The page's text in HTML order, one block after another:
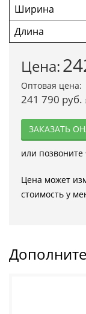
Ширина
Длина
Цена:
Оптовая цена:
241 790 руб.
ЗАКАЗАТЬ
или позвоните
Цена может
стоимость у